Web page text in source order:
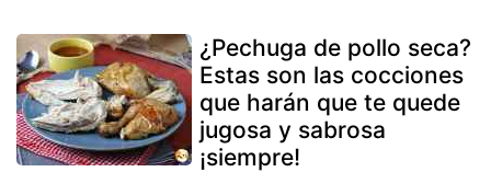
¿Pechuga de pollo seca?
Estas son las cocciones
que harán que te quede
jugosa y sabrosa
¡siempre!